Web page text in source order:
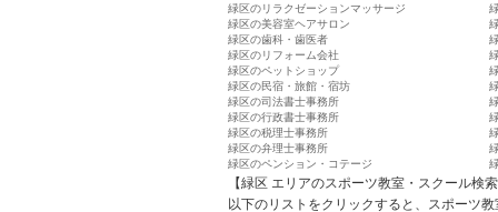
緑区のリラクゼーションマッサージ
緑区の美容室ヘアサロン
緑区の歯科・歯医者
緑区のリフォーム会社
緑区のペットショップ
緑区の民宿・旅館・宿坊
緑区の司法書士事務所
緑区の行政書士事務所
緑区の税理士事務所
緑区の弁理士事務所
緑区のペンション・コテージ
【緑区 エリアのスポーツ教室・スクール検
以下のリストをクリックすると、スポーツ